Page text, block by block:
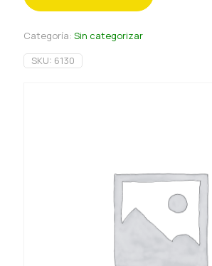
Categoría: Sin categorizar
SKU: 6130